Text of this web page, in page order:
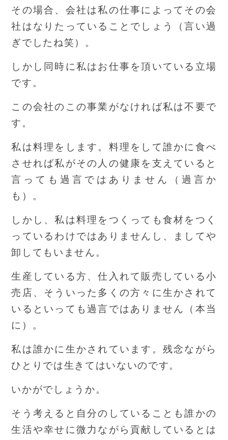
その場合、会社は私の仕事によってその会
社はなりたっていることでしょう（言い過
ぎでしたね笑）。
しかし同時に私はお仕事を頂いている立場
です。
この会社のこの事業がなければ私は不要で
す。
私は料理をします。料理をして誰かに食べ
させれば私がその人の健康を支えていると
言っても過言ではありません（過言か
も）。
しかし、私は料理をつくっても食材をつく
っているわけではありませんし、ましてや
卸してもいません。
生産している方、仕入れて販売している小
売店、そういった多くの方々に生かされて
いるといっても過言ではありません（本当
に）。
私は誰かに生かされています。残念ながら
ひとりでは生きてはいないのです。
いかがでしょうか。
そう考えると自分のしていることも誰かの
生活や幸せに微力ながら貢献しているとは